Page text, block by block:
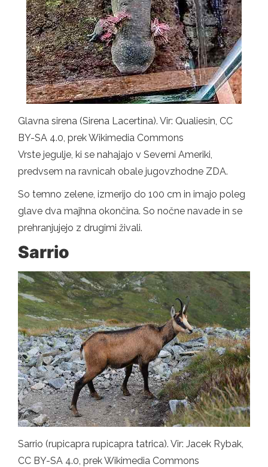
Glavna sirena (Sirena Lacertina). Vir: Qualiesin, CC
BY-SA 4.0, prek Wikimedia Commons
Vrste jegulje, ki se nahajajo v Severni Ameriki,
predvsem na ravnicah obale jugovzhodne ZDA.
So temno zelene, izmerijo do 100 cm in imajo poleg
glave dva majhna okončina. So nočne navade in se
prehranjujejo z drugimi živali.
Sarrio
Sarrio (rupicapra rupicapra tatrica). Vir: Jacek Rybak,
CC BY-SA 4.0, prek Wikimedia Commons